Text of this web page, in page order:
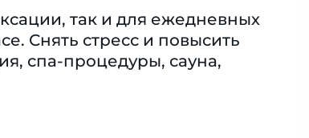
так и для ежедневных
Снять стресс и повысить
спа-процедуры, сауна,